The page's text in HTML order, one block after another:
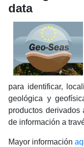
data
para identificar,
geológica y
productos derivados
de información a
Mayor información